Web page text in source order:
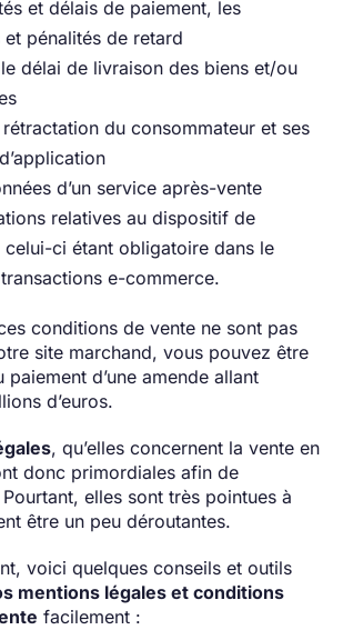
et délais de paiement, les
pénalités de retard
délai de livraison des biens et/ou
du consommateur et ses
d’un service après-vente
relatives au dispositif de
celui-ci étant obligatoire dans le
e-commerce.
conditions de vente ne sont pas
site marchand, vous pouvez être
d’une amende allant
d’euros.
, qu’elles concernent la vente en
donc primordiales afin de
elles sont très pointues à
être un peu déroutantes.
voici quelques conseils et outils
mentions légales et conditions
facilement :